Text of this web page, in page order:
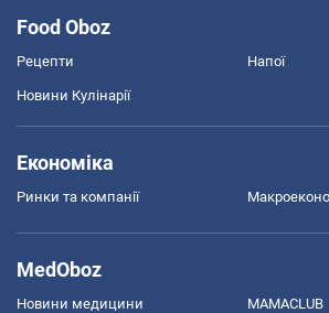
Food Oboz
Рецепти Напої
Новини Кулінарії
Економіка
Ринки та компанії
MedOboz
Новини медицини MAMACLUB